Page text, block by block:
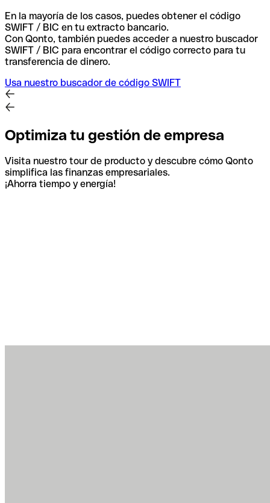
En la mayoría de los casos, puedes obtener el código
SWIFT / BIC en tu extracto bancario.
Con Qonto, también puedes acceder a nuestro buscador
SWIFT / BIC para encontrar el código correcto para tu
transferencia de dinero.
Usa nuestro buscador de código SWIFT
Optimiza tu gestión de empresa
Visita nuestro tour de producto y descubre cómo Qonto
simplifica las finanzas empresariales.
¡Ahorra tiempo y energía!